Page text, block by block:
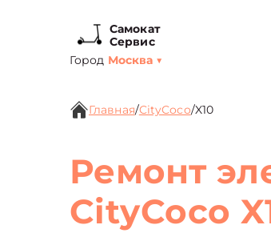
Самокат
Сервис
Город Москва ▼
Главная/CityCoco/X10
Ремонт
CityCoco